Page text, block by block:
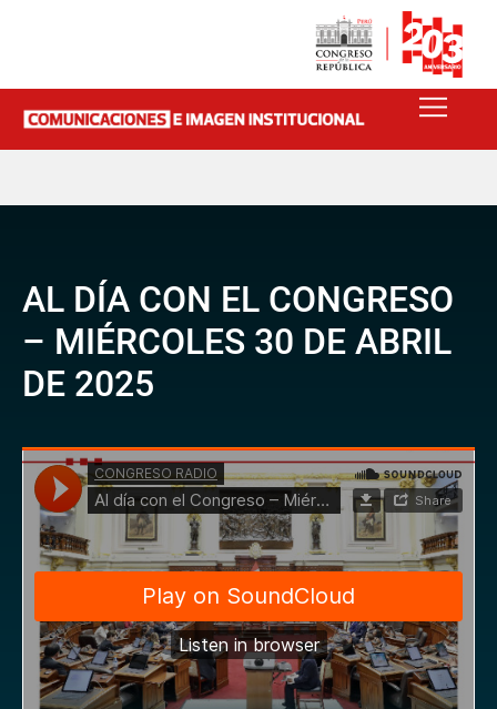
AL DÍA CON EL CONGRESO
– MIÉRCOLES 30 DE ABRIL
DE 2025